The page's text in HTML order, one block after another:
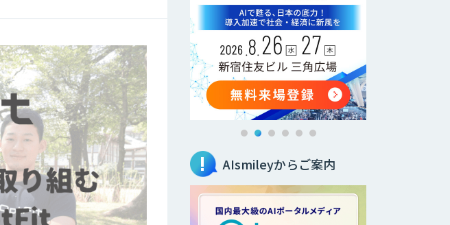
AIsmileyからご案内